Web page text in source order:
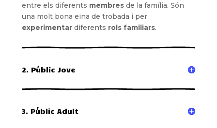
entre els diferents membres de la família. Són
una molt bona eina de trobada i per
experimentardiferents rols familiars.
2. Públic Jove
3. Públic Adult